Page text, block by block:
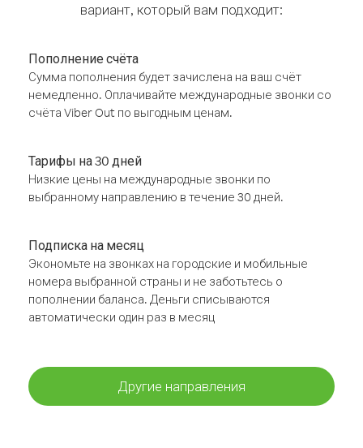
вариант, который вам подходит:
Пополнение счёта
Сумма пополнения будет зачислена на ваш счёт
немедленно. Оплачивайте международные звонки со
счёта Viber Out по выгодным ценам.
Тарифы на 30 дней
Низкие цены на международные звонки по
выбранному направлению в течение 30 дней.
Подписка на месяц
Экономьте на звонках на городские и мобильные
номера выбранной страны и не заботьтесь о
пополнении баланса. Деньги списываются
автоматически один раз в месяц
Другие направления